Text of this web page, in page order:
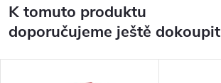
K tomuto produktu
doporučujeme ještě dokoupit